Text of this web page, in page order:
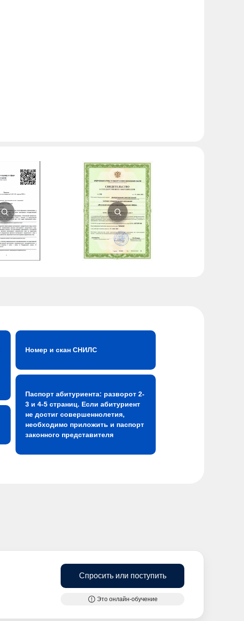
Номер и скан СНИЛС
Паспорт абитуриента: разворот 2-
3 и 4-5 страниц. Если абитуриент
не достиг совершеннолетия,
необходимо приложить и паспорт
законного представителя
Спросить или поступить
Это онлайн-обучение